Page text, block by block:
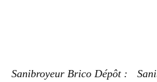
Sanibroyeur Brico Dépôt :